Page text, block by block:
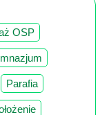
OSP
Parafia